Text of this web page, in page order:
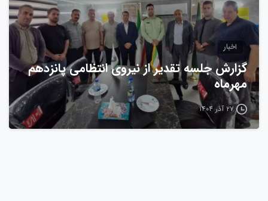
اخبار
گزارش جلسه تقدیر از نیروی انتظامی پانزدهم
مهرماه
۲۷ آذر ۱۴۰۴